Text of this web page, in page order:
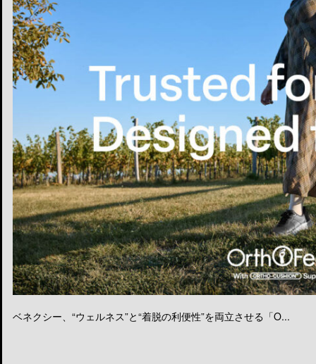
ベネクシー、“ウェルネス”と“着脱の利便性”を両立させる「O...